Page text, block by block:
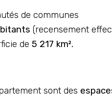
de communes
(recensement
de 5 217 km².
sont des